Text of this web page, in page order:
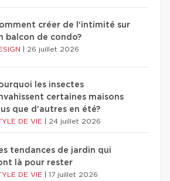
créer de l'intimité sur
balcon de condo?
26 juillet 2026
les insectes
certaines maisons
que d'autres en été?
DE VIE 24 juillet 2026
tendances de jardin qui
là pour rester
DE VIE 17 juillet 2026